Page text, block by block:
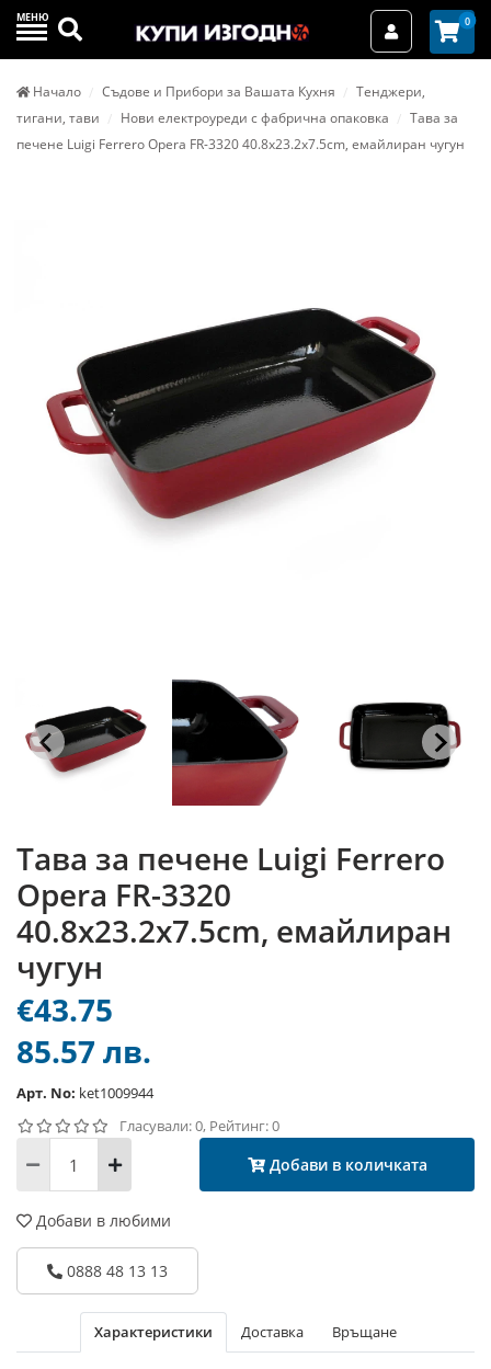
МЕНЮ Търси Вход / 0
Начало Съдове и Прибори за Вашата Кухня
Тенджери,
тигани, тави
Нови електроуреди с фабрична опаковка
Тава за
печене Luigi Ferrero Opera FR-3320 40.8x23.2x7.5cm, eмайлиран чугун
Тава за печене Luigi Ferrero
Opera FR-3320
40.8x23.2x7.5cm, eмайлиран
чугун
€43.75
85.57 лв.
Арт. No: ket1009944
Гласували: 0, Рейтинг: 0
Добави в количката
Добави в любими
0888 48 13 13
Характеристики Доставка Връщане